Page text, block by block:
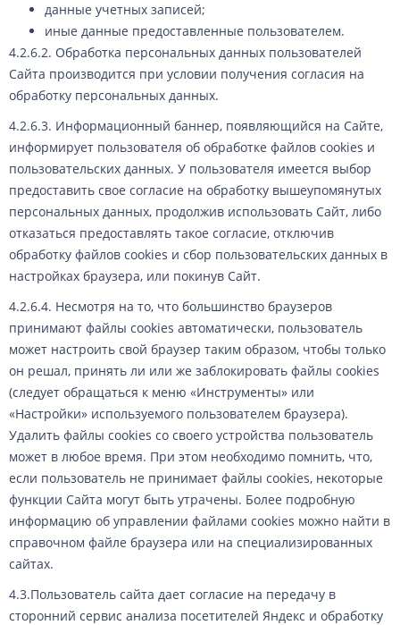
данные учетных записей;
иные данные предоставленные пользователем.
4.2.6.2. Обработка персональных данных пользователей
Сайта производится при условии получения согласия на
обработку персональных данных.
4.2.6.3. Информационный баннер, появляющийся на Сайте,
информирует пользователя об обработке файлов cookies и
пользовательских данных. У пользователя имеется выбор
предоставить свое согласие на обработку вышеупомянутых
персональных данных, продолжив использовать Сайт, либо
отказаться предоставлять такое согласие, отключив
обработку файлов cookies и сбор пользовательских данных в
настройках браузера, или покинув Сайт.
4.2.6.4. Несмотря на то, что большинство браузеров
принимают файлы cookies автоматически, пользователь
может настроить свой браузер таким образом, чтобы только
он решал, принять ли или же заблокировать файлы cookies
(следует обращаться к меню «Инструменты» или
«Настройки» используемого пользователем браузера).
Удалить файлы cookies со своего устройства пользователь
может в любое время. При этом необходимо помнить, что,
если пользователь не принимает файлы cookies, некоторые
функции Сайта могут быть утрачены. Более подробную
информацию об управлении файлами cookies можно найти в
справочном файле браузера или на специализированных
сайтах.
4.3.Пользователь сайта дает согласие на передачу в
сторонний сервис анализа посетителей Яндекс и обработку